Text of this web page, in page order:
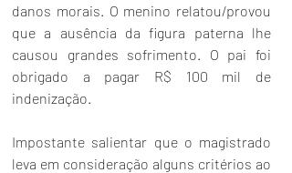
danos morais. O menino relatou/provou
que a ausência da figura paterna lhe
causou grandes sofrimento. O pai foi
obrigado a pagar R$ 100 mil de
indenização.
Impostante salientar que o magistrado
leva em consideração alguns critérios ao